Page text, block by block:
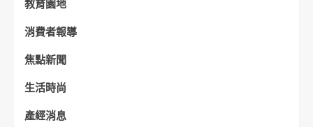
教育園地
消費者報導
焦點新聞
生活時尚
產經消息